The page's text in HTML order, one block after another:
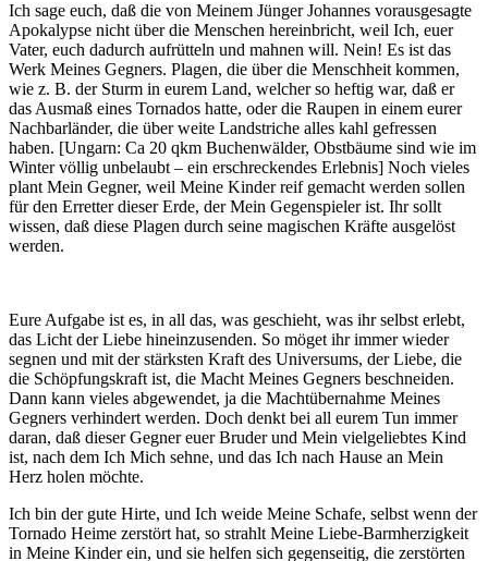
Ich sage euch, daß die von Meinem Jünger Johannes vorausgesagte
Apokalypse nicht über die Menschen hereinbricht, weil Ich, euer
Vater, euch dadurch aufrütteln und mahnen will. Nein! Es ist das
Werk Meines Gegners. Plagen, die über die Menschheit kommen,
wie z. B. der Sturm in eurem Land, welcher so heftig war, daß er
das Ausmaß eines Tornados hatte, oder die Raupen in einem eurer
Nachbarländer, die über weite Landstriche alles kahl gefressen
haben. [Ungarn: Ca 20 qkm Buchenwälder, Obstbäume sind wie im
Winter völlig unbelaubt – ein erschreckendes Erlebnis] Noch vieles
plant Mein Gegner, weil Meine Kinder reif gemacht werden sollen
für den Erretter dieser Erde, der Mein Gegenspieler ist. Ihr sollt
wissen, daß diese Plagen durch seine magischen Kräfte ausgelöst
werden.
Eure Aufgabe ist es, in all das, was geschieht, was ihr selbst erlebt,
das Licht der Liebe hineinzusenden. So möget ihr immer wieder
segnen und mit der stärksten Kraft des Universums, der Liebe, die
die Schöpfungskraft ist, die Macht Meines Gegners beschneiden.
Dann kann vieles abgewendet, ja die Machtübernahme Meines
Gegners verhindert werden. Doch denkt bei all eurem Tun immer
daran, daß dieser Gegner euer Bruder und Mein vielgeliebtes Kind
ist, nach dem Ich Mich sehne, und das Ich nach Hause an Mein
Herz holen möchte.
Ich bin der gute Hirte, und Ich weide Meine Schafe, selbst wenn der
Tornado Heime zerstört hat, so strahlt Meine Liebe-Barmherzigkeit
in Meine Kinder ein, und sie helfen sich gegenseitig, die zerstörten